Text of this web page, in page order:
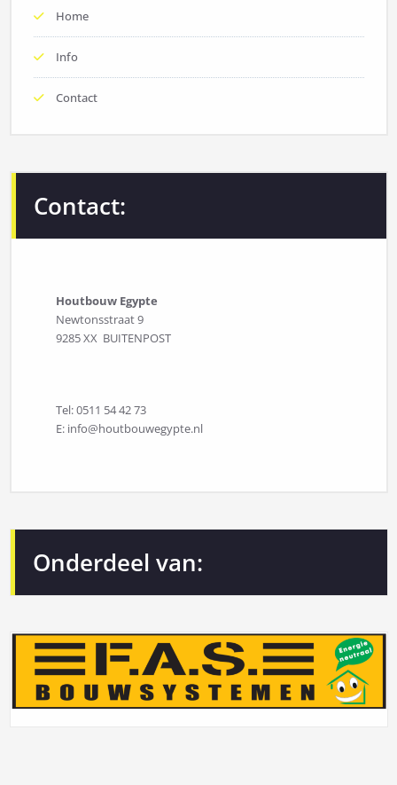
Home
Info
Contact
Contact:
Houtbouw Egypte
Newtonsstraat 9
9285 XX BUITENPOST
Tel: 0511 54 42 73
E: info@houtbouwegypte.nl
Onderdeel van: